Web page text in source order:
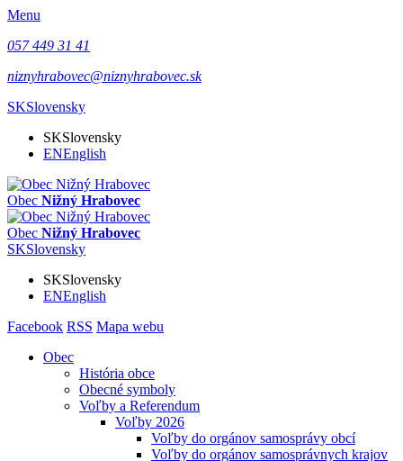
Menu
057 449 31 41
niznyhrabovec@niznyhrabovec.sk
SKSlovensky
SKSlovensky
ENEnglish
Obec Nižný Hrabovec
Obec Nižný Hrabovec
SKSlovensky
SKSlovensky
ENEnglish
Facebook RSS Mapa webu
Obec
História obce
Obecné symboly
Voľby a Referendum
Voľby 2026
Voľby do orgánov samosprávy obcí
Voľby do orgánov samosprávnych krajov